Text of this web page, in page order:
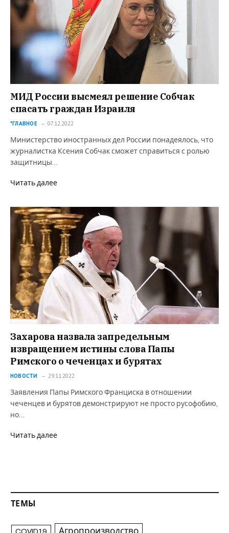
МИД России высмеял решение Собчак
спасать граждан Израиля
*ГЛАВНОЕ 07.12.2022
Министерство иностранных дел России понадеялось, что
журналистка Ксения Собчак сможет справиться с ролью
защитницы…
Читать далее
Захарова назвала запредельным
извращением истины слова Папы
Римского о чеченцах и бурятах
НОВОСТИ 29.11.2022
Заявления Папы Римского Франциска в отношении
чеченцев и бурятов демонстрируют не просто русофобию,
но…
Читать далее
ТЕМЫ